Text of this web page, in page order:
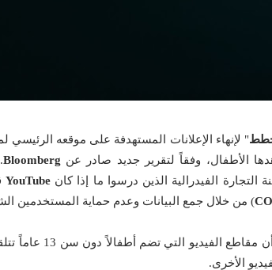
خطط" لإنهاء الإعلانات المستهدفة على موقعه الرئيسي
الأطفال، وفقاً لتقرير جديد صادر عن Bloomberg
الفيدرالية الذين درسوا ما إذا كانYouTube
) من خلال جمع البيانات وعدم حماية المستخدمين
أن مقاطع الفيديو
الأخرى.